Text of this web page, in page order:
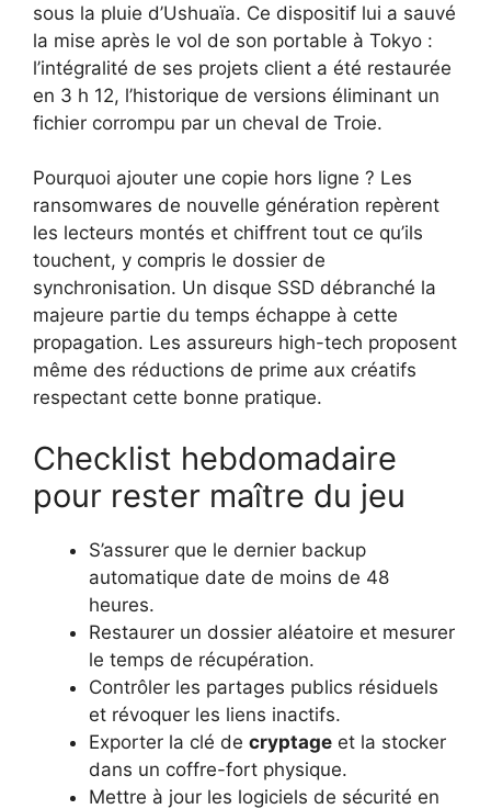
sous la pluie d’Ushuaïa. Ce dispositif lui a sauvé
la mise après le vol de son portable à Tokyo :
l’intégralité de ses projets client a été restaurée
en 3 h 12, l’historique de versions éliminant un
fichier corrompu par un cheval de Troie.
Pourquoi ajouter une copie hors ligne ? Les
ransomwares de nouvelle génération repèrent
les lecteurs montés et chiffrent tout ce qu’ils
touchent, y compris le dossier de
synchronisation. Un disque SSD débranché la
majeure partie du temps échappe à cette
propagation. Les assureurs high-tech proposent
même des réductions de prime aux créatifs
respectant cette bonne pratique.
Checklist hebdomadaire
pour rester maître du jeu
S’assurer que le dernier backup
automatique date de moins de 48
heures.
Restaurer un dossier aléatoire et mesurer
le temps de récupération.
Contrôler les partages publics résiduels
et révoquer les liens inactifs.
Exporter la clé de cryptage et la stocker
dans un coffre-fort physique.
Mettre à jour les logiciels de sécurité en